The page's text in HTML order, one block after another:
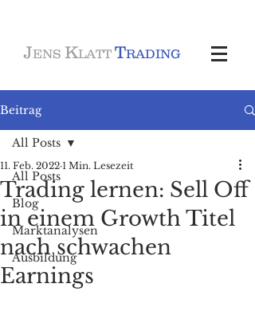
JENS KLATT TRADING
Beitrag
All Posts
Blog
Marktanalysen
Ausbildung
All Posts
Trading lernen: Sell Off
in einem Growth Titel
nach schwachen
Earnings
11. Feb. 2022 1 Min. Lesezeit